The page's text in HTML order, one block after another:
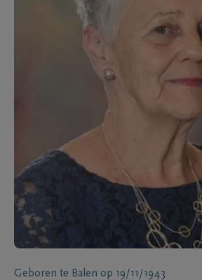
Geboren te Balen op 19/11/1943